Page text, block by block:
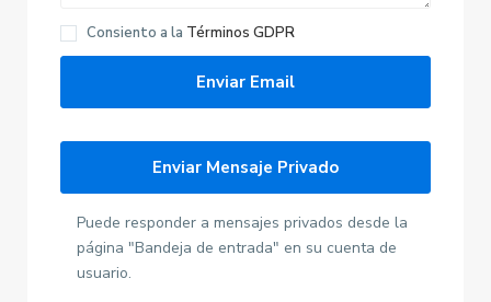
Consiento a la Términos GDPR
Puede responder a mensajes privados desde la
página "Bandeja de entrada" en su cuenta de
usuario.